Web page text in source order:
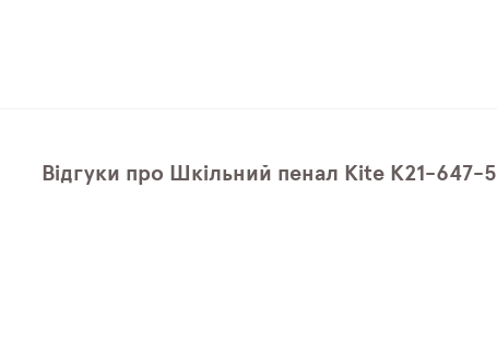
Відгуки про Шкільний пенал Kite K21-647-5